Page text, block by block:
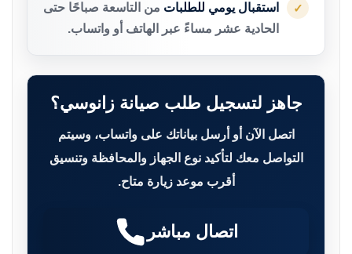
✓ استقبال يومي للطلبات من التاسعة صباحًا حتى
الحادية عشر مساءً عبر الهاتف أو واتساب.
جاهز لتسجيل طلب صيانة زانوسي؟
اتصل الآن أو أرسل بياناتك على واتساب، وسيتم
التواصل معك لتأكيد نوع الجهاز والمحافظة وتنسيق
أقرب موعد زيارة متاح.
اتصال مباشر